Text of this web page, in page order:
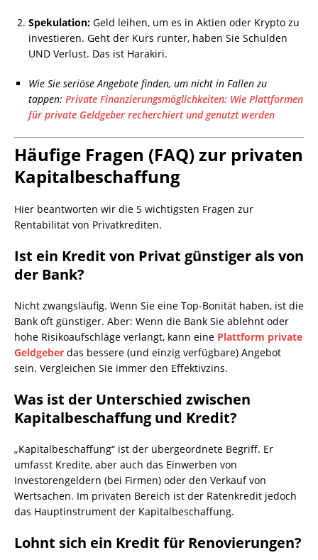
Spekulation: Geld leihen, um es in Aktien oder Krypto zu
investieren. Geht der Kurs runter, haben Sie Schulden
UND Verlust. Das ist Harakiri.
Wie Sie seriöse Angebote finden, um nicht in Fallen zu
tappen: Private Finanzierungsmöglichkeiten: Wie Plattformen
für private Geldgeber recherchiert und genutzt werden
Häufige Fragen (FAQ) zur privaten
Kapitalbeschaffung
Hier beantworten wir die 5 wichtigsten Fragen zur
Rentabilität von Privatkrediten.
Ist ein Kredit von Privat günstiger als von
der Bank?
Nicht zwangsläufig. Wenn Sie eine Top-Bonität haben, ist die
Bank oft günstiger. Aber: Wenn die Bank Sie ablehnt oder
hohe Risikoaufschläge verlangt, kann eine Plattform private
Geldgeber das bessere (und einzig verfügbare) Angebot
sein. Vergleichen Sie immer den Effektivzins.
Was ist der Unterschied zwischen
Kapitalbeschaffung und Kredit?
„Kapitalbeschaffung“ ist der übergeordnete Begriff. Er
umfasst Kredite, aber auch das Einwerben von
Investorengeldern (bei Firmen) oder den Verkauf von
Wertsachen. Im privaten Bereich ist der Ratenkredit jedoch
das Hauptinstrument der Kapitalbeschaffung.
Lohnt sich ein Kredit für Renovierungen?